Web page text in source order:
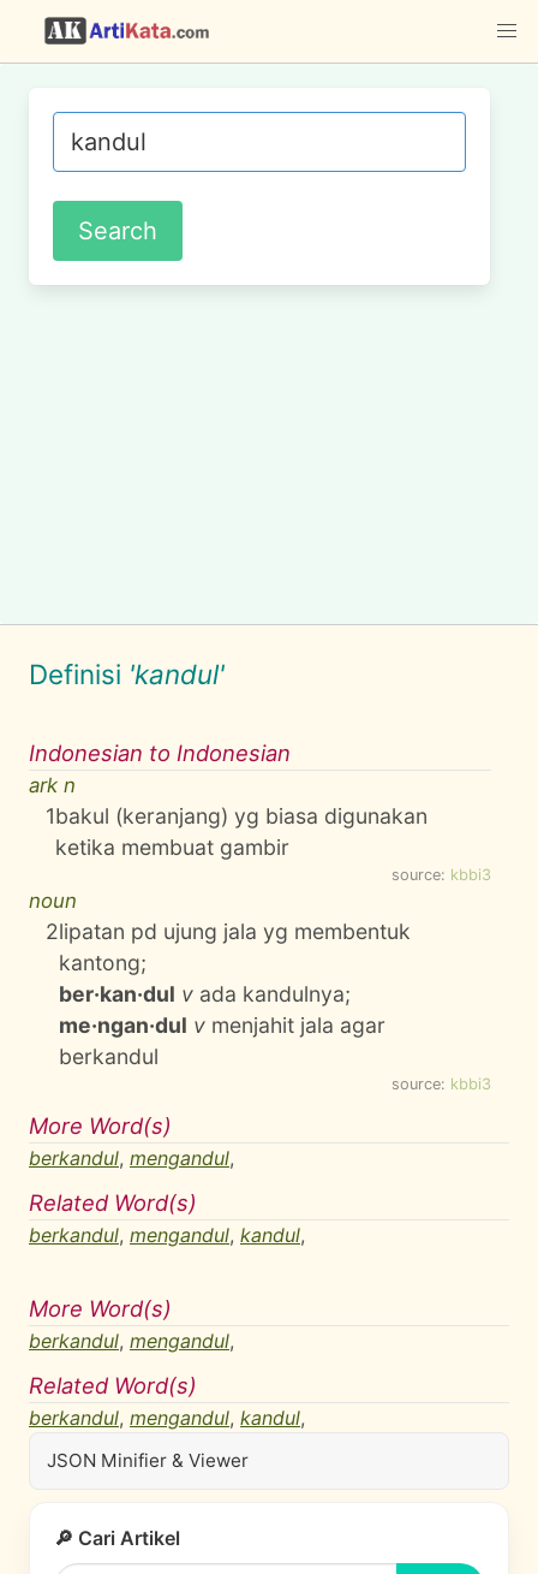
Definisi 'kandul'
Indonesian to Indonesian
ark n
1bakul (keranjang) yg biasa digunakan
ketika membuat gambir
source: kbbi3
noun
2lipatan pd ujung jala yg membentuk
kantong;
ber·kan·dul v ada kandulnya;
me·ngan·dul v menjahit jala agar
berkandul
source: kbbi3
More Word(s)
berkandul, mengandul,
Related Word(s)
berkandul, mengandul, kandul,
More Word(s)
berkandul, mengandul,
Related Word(s)
berkandul, mengandul, kandul,
JSON Minifier & Viewer
🔎 Cari Artikel